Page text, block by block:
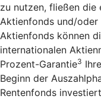
zu nutzen, fließen die
Aktienfonds und/oder
Aktienfonds können
internationalen
Prozent-Garantie3
Beginn der
Rentenfonds